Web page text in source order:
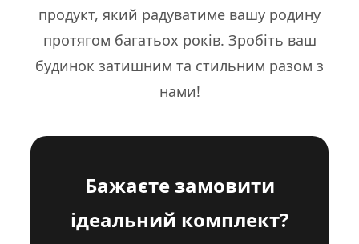
продукт, який радуватиме вашу родину
протягом багатьох років. Зробіть ваш
будинок затишним та стильним разом з
нами!
Бажаєте замовити
ідеальний комплект?